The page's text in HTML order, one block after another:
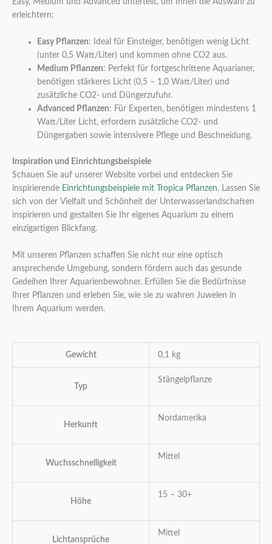
Easy, Medium und Advanced unterteilt, um Ihnen die Auswahl zu
erleichtern:
Easy Pflanzen: Ideal für Einsteiger, benötigen wenig Licht
(unter 0,5 Watt/Liter) und kommen ohne CO2 aus.
Medium Pflanzen: Perfekt für fortgeschrittene Aquarianer,
benötigen stärkeres Licht (0,5 – 1,0 Watt/Liter) und
zusätzliche CO2- und Düngerzufuhr.
Advanced Pflanzen: Für Experten, benötigen mindestens 1
Watt/Liter Licht, erfordern zusätzliche CO2- und
Düngergaben sowie intensivere Pflege und Beschneidung.
Inspiration und Einrichtungsbeispiele
Schauen Sie auf unserer Website vorbei und entdecken Sie
inspirierende Einrichtungsbeispiele mit Tropica Pflanzen. Lassen Sie
sich von der Vielfalt und Schönheit der Unterwasserlandschaften
inspirieren und gestalten Sie Ihr eigenes Aquarium zu einem
einzigartigen Blickfang.
Mit unseren Pflanzen schaffen Sie nicht nur eine optisch
ansprechende Umgebung, sondern fördern auch das gesunde
Gedeihen Ihrer Aquarienbewohner. Erfüllen Sie die Bedürfnisse
Ihrer Pflanzen und erleben Sie, wie sie zu wahren Juwelen in
Ihrem Aquarium werden.
Gewicht 0,1 kg
Typ
Stängelpflanze
Herkunft
Nordamerika
Wuchsschnelligkeit
Mittel
Höhe
15 – 30+
Lichtansprüche
Mittel